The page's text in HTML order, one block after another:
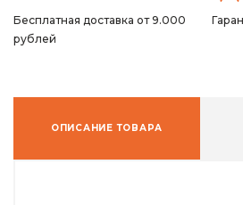
Бесплатная доставка от 9.000
рублей
ОПИСАНИЕ ТОВАРА